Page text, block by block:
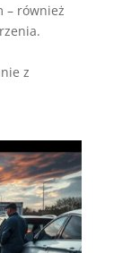
– również
z